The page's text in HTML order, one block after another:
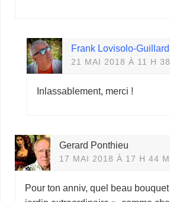
Frank Lovisolo-Guillard
21 MAI 2018 À 11 H
Inlassablement, merci !
Gerard Ponthieu
17 MAI 2018 À 17 H 44
Pour ton anniv, quel beau bouquet